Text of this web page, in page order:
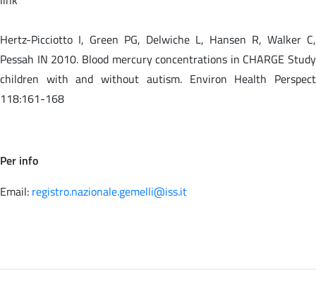
Hertz-Picciotto I, Green PG, Delwiche L, Hansen R, Walker C,
Pessah IN 2010. Blood mercury concentrations in CHARGE Study
children with and without autism. Environ Health Perspect
118:161-168
Per info
Email: registro.nazionale.gemelli@iss.it